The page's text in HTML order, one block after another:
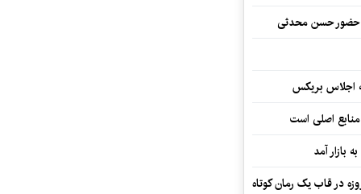
حضور حسن محدثی
اجلاس بریکس
منابع اصلی است
بازار آمد